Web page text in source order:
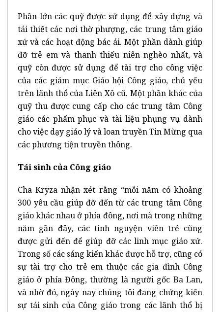
Phần lớn các quỹ được sử dụng để xây dựng và
tái thiết các nơi thờ phượng, các trung tâm giáo
xứ và các hoạt động bác ái. Một phần dành giúp
đỡ trẻ em và thanh thiếu niên nghèo nhất, và
quỹ còn được sử dụng để tài trợ cho công việc
của các giám mục Giáo hội Công giáo, chủ yếu
trên lãnh thổ của Liên Xô cũ. Một phần khác của
quỹ thu được cung cấp cho các trung tâm Công
giáo các phẩm phục và tài liệu phụng vụ dành
cho việc dạy giáo lý và loan truyền Tin Mừng qua
các phương tiện truyền thông.
Tái sinh của Công giáo
Cha Kryza nhận xét rằng “mỗi năm có khoảng
300 yêu cầu giúp đỡ đến từ các trung tâm Công
giáo khác nhau ở phía đông, nơi mà trong những
năm gần đây, các tình nguyện viên trẻ cũng
được gửi đến để giúp đỡ các linh mục giáo xứ.
Trong số các sáng kiến khác được hỗ trợ, cũng có
sự tài trợ cho trẻ em thuộc các gia đình Công
giáo ở phía Đông, thường là người gốc Ba Lan,
và nhờ đó, ngày nay chúng tôi đang chứng kiến
sự tái sinh của Công giáo trong các lãnh thổ bị